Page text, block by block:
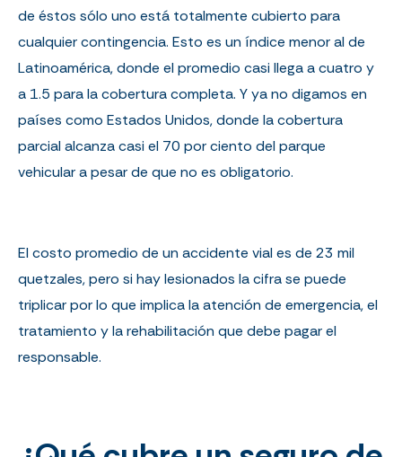
de éstos sólo uno está totalmente cubierto para
cualquier contingencia. Esto es un índice menor al de
Latinoamérica, donde el promedio casi llega a cuatro y
a 1.5 para la cobertura completa. Y ya no digamos en
países como Estados Unidos, donde la cobertura
parcial alcanza casi el 70 por ciento del parque
vehicular a pesar de que no es obligatorio.
El costo promedio de un accidente vial es de 23 mil
quetzales, pero si hay lesionados la cifra se puede
triplicar por lo que implica la atención de emergencia, el
tratamiento y la rehabilitación que debe pagar el
responsable.